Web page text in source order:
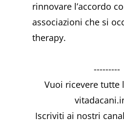
rinnovare l’accordo
associazioni che si
therapy.
---------
Vuoi ricevere tutte
Iscriviti ai nostri